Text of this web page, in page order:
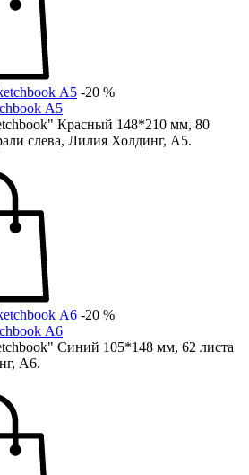
-20 %
А5
Красный 148*210 мм, 80
слева, Лилия Холдинг, А5.
-20 %
А6
Синий 105*148 мм, 62 листа
А6.